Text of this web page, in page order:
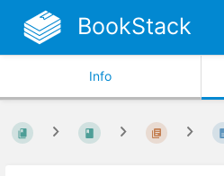
BookStack
Info